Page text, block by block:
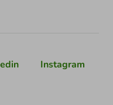
Instagram